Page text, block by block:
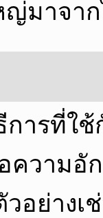
มาจา
ารที่ใ
วามอั
อย่าง